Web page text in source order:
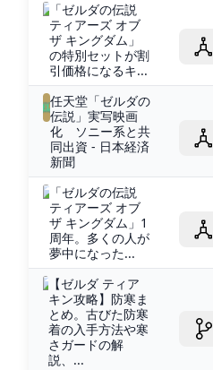
「ゼルダの伝説
ティアーズ オブ
ザ キングダム」
の特別セットが割
引価格になるキ...
任天堂「ゼルダの
伝説」実写映画
化 ソニー系と共
同出資 - 日本経済
新聞
「ゼルダの伝説
ティアーズ オブ
ザ キングダム」1
周年。多くの人が
夢中になった...
【ゼルダ ティア
キン攻略】防寒ま
とめ。古びた防寒
着の入手方法や寒
さガードの解
説、...